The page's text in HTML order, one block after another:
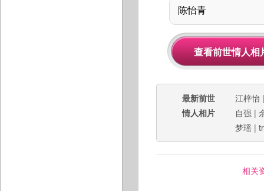
最新前世
情人相片
江梓怡
自强 |
梦瑶 |
相关